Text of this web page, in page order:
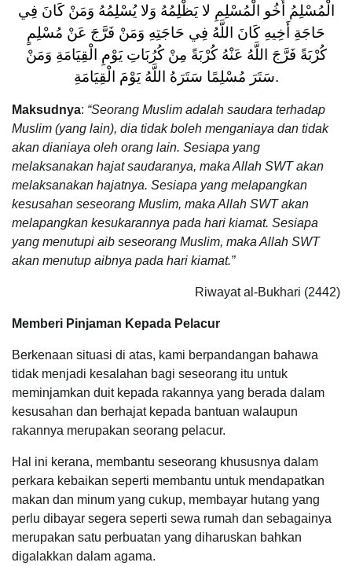
الْمُسْلِمُ أَخُو الْمُسْلِمِ لا يَظْلِمُهُ وَلا يُسْلِمُهُ وَمَنْ كَانَ فِي
حَاجَةِ أَخِيهِ كَانَ اللَّهُ فِي حَاجَتِهِ وَمَنْ فَرَّجَ عَنْ مُسْلِمٍ
كُرْبَةً فَرَّجَ اللَّهُ عَنْهُ كُرْبَةً مِنْ كُرُبَاتِ يَوْمِ الْقِيَامَةِ وَمَنْ
سَتَرَ مُسْلِمًا سَتَرَهُ اللَّهُ يَوْمَ الْقِيَامَةِ.
Maksudnya: “Seorang Muslim adalah saudara terhadap
Muslim (yang lain), dia tidak boleh menganiaya dan tidak
akan dianiaya oleh orang lain. Sesiapa yang
melaksanakan hajat saudaranya, maka Allah SWT akan
melaksanakan hajatnya. Sesiapa yang melapangkan
kesusahan seseorang Muslim, maka Allah SWT akan
melapangkan kesukarannya pada hari kiamat. Sesiapa
yang menutupi aib seseorang Muslim, maka Allah SWT
akan menutup aibnya pada hari kiamat.”
Riwayat al-Bukhari (2442)
Memberi Pinjaman Kepada Pelacur
Berkenaan situasi di atas, kami berpandangan bahawa
tidak menjadi kesalahan bagi seseorang itu untuk
meminjamkan duit kepada rakannya yang berada dalam
kesusahan dan berhajat kepada bantuan walaupun
rakannya merupakan seorang pelacur.
Hal ini kerana, membantu seseorang khususnya dalam
perkara kebaikan seperti membantu untuk mendapatkan
makan dan minum yang cukup, membayar hutang yang
perlu dibayar segera seperti sewa rumah dan sebagainya
merupakan satu perbuatan yang diharuskan bahkan
digalakkan dalam agama.